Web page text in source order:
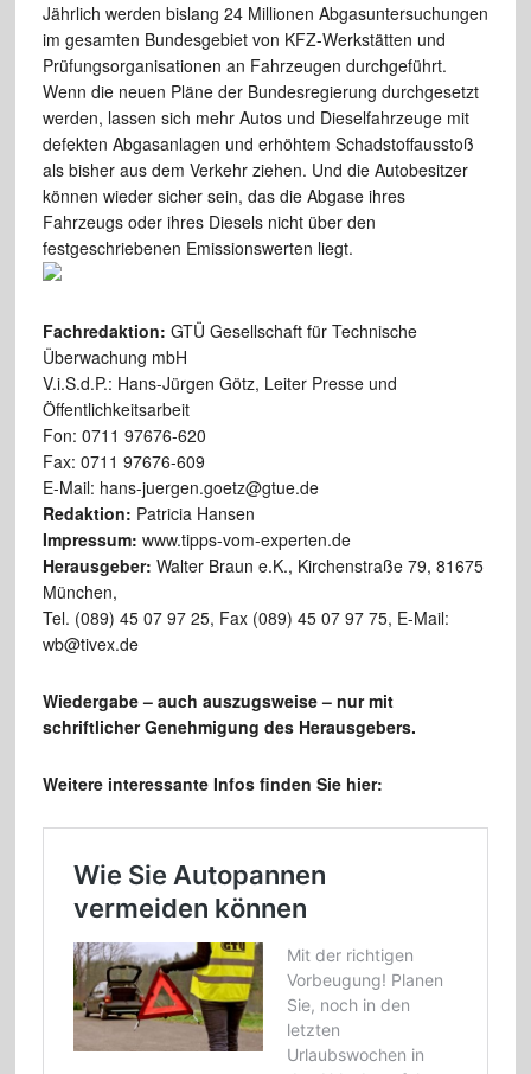
Jährlich werden bislang 24 Millionen Abgasuntersuchungen
im gesamten Bundesgebiet von KFZ-Werkstätten und
Prüfungsorganisationen an Fahrzeugen durchgeführt.
Wenn die neuen Pläne der Bundesregierung durchgesetzt
werden, lassen sich mehr Autos und Dieselfahrzeuge mit
defekten Abgasanlagen und erhöhtem Schadstoffausstoß
als bisher aus dem Verkehr ziehen. Und die Autobesitzer
können wieder sicher sein, das die Abgase ihres
Fahrzeugs oder ihres Diesels nicht über den
festgeschriebenen Emissionswerten liegt.
Fachredaktion: GTÜ Gesellschaft für Technische
Überwachung mbH
V.i.S.d.P.: Hans-Jürgen Götz, Leiter Presse und
Öffentlichkeitsarbeit
Fon: 0711 97676-620
Fax: 0711 97676-609
E-Mail: hans-juergen.goetz@gtue.de
Redaktion: Patricia Hansen
Impressum: www.tipps-vom-experten.de
Herausgeber: Walter Braun e.K., Kirchenstraße 79, 81675
München,
Tel. (089) 45 07 97 25, Fax (089) 45 07 97 75, E-Mail:
wb@tivex.de
Wiedergabe – auch auszugsweise – nur mit
schriftlicherGenehmigung des Herausgebers.
Weitere interessante Infos finden Sie hier: